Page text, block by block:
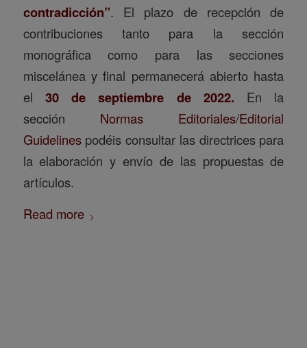
contradicción”. El plazo de recepción de
contribuciones tanto para la sección
monográfica como para las secciones
miscelánea y final permanecerá abierto hasta
el 30 de septiembre de 2022. En la
sección Normas Editoriales/Editorial
Guidelinespodéis consultar las directrices para
la elaboración y envío de las propuestas de
artículos.
Read more